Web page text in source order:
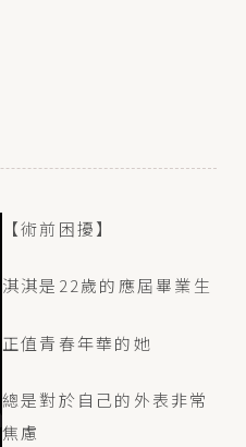
【術前困擾】
淇淇是22歲的應屆畢業生
正值青春年華的她
總是對於自己的外表非常
焦慮